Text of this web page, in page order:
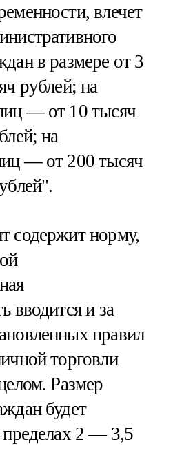
влечет
в размере от 3
рублей; на
— от 10 тысяч
на
— от 200 тысяч
содержит норму,
вводится и за
правил
торговли
Размер
будет
пределах 2 — 3,5